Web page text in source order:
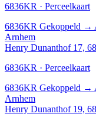
6836KR · Perceelkaart
6836KR Gekoppeld →
Arnhem
Henry Dunanthof 17,
6836KR · Perceelkaart
6836KR Gekoppeld →
Arnhem
Henry Dunanthof 19,